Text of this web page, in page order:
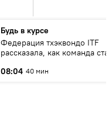
Будь в курсе
Федерация тхэквондо ITF
рассказала, как команда
08:04 40 мин